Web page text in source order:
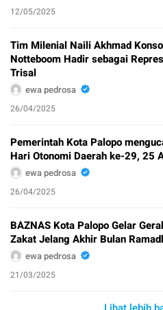
12/05/2025
Tim Milenial Naili Akhmad
Notteboom Hadir sebagai
Trisal
ewa pedrosa
26/04/2025
Pemerintah Kota Palopo
Hari Otonomi Daerah ke-29, 25
ewa pedrosa
26/04/2025
BAZNAS Kota Palopo Gelar
Zakat Jelang Akhir Bulan
ewa pedrosa
21/03/2025